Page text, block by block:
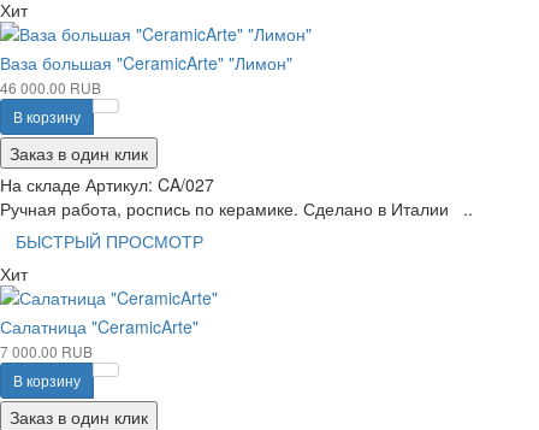
Хит
Ваза большая "CeramicArte" "Лимон"
46 000.00 RUB
В корзину
Заказ в один клик
На складе Артикул: CA/027
Ручная работа, роспись по керамике. Сделано в Италии ..
БЫСТРЫЙ ПРОСМОТР
Хит
Салатница "CeramicArte"
7 000.00 RUB
В корзину
Заказ в один клик